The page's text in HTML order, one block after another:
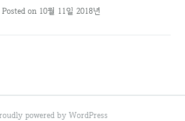
Posted on 10월 11일 2018년
powered by WordPress